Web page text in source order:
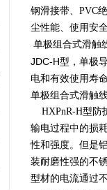
钢滑接带、PVC
尘性能、使用安
单极组合式滑触
JDC-H型，单极
电和有效使用寿
单极组合式滑触
HXPnR-H型防
输电过程中的损
性和强度。但是
装耐磨性强的不
型材的电流通过